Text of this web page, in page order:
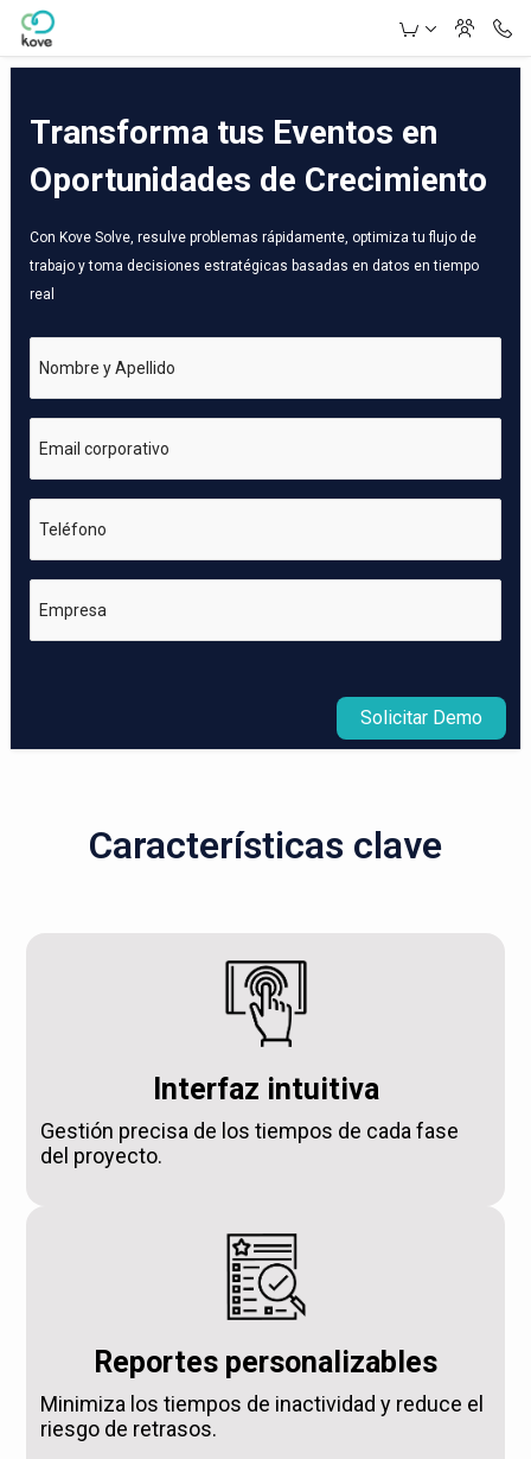
Skip to Main Content
Transforma tus Eventos en
Oportunidades de Crecimiento
Con Kove Solve, resulve problemas rápidamente, optimiza tu flujo de
trabajo y toma decisiones estratégicas basadas en datos en tiempo
real
Nombre y Apellido
Email corporativo
Teléfono
Empresa
Solicitar Demo
Características clave
Interfaz intuitiva
Gestión precisa de los tiempos de cada fase
del proyecto.
Reportes personalizables
Minimiza los tiempos de inactividad y reduce el
riesgo de retrasos.